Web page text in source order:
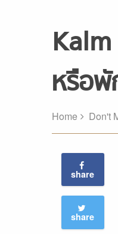
หรือ
Home Don't
share
share